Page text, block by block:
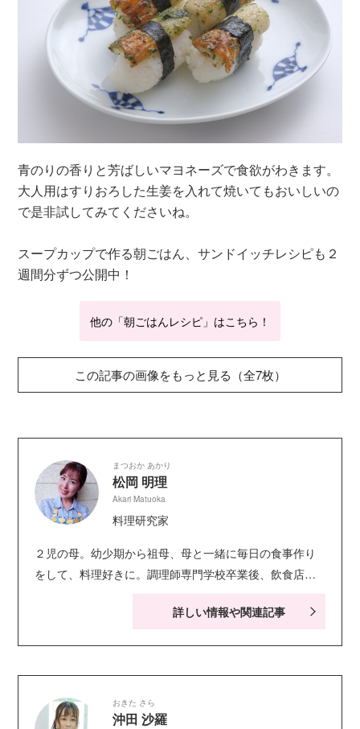
青のりの香りと芳ばしいマヨネーズで食欲がわきます。
大人用はすりおろした生姜を入れて焼いてもおいしいの
で是非試してみてくださいね。
スープカップで作る朝ごはん、サンドイッチレシピも２
週間分ずつ公開中！
他の「朝ごはんレシピ」はこちら！
この記事の画像をもっと見る（全7枚）
まつおか あかり
松岡 明理
Akari Matuoka
料理研究家
２児の母。幼少期から祖母、母と一緒に毎日の食事作り
をして、料理好きに。調理師専門学校卒業後、飲食店で
シピを提供。 自宅では日々の食卓を明るく彩る料理教
詳しい情報や関連記事
おきた さら
沖田 沙羅